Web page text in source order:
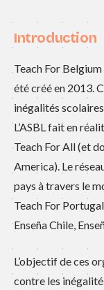
Introduction
Teach For
été créé en 2013.
inégalités
L’ASBL fait en
Teach For All (et
America). Le
pays à travers le
Teach For
Enseña Chile,
L’objectif de ces
contre les